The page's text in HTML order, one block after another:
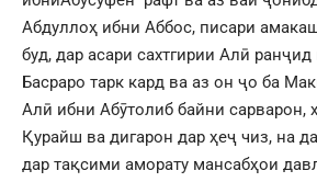
Абдуллоҳ ибни Аббос, писари
буд, дар асари сахтгирии Алӣ
Басраро тарк кард ва аз он ҷо ба
Алӣ ибни Абӯтолиб байни сарварон,
Қурайш ва дигарон дар ҳеҷ чиз, на
дар тақсими аморату мансабҳои